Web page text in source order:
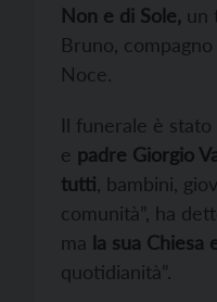
Non e di Sole, un
Bruno,
Noce.
Il funerale è
e padre Giorgio
tutti, bambini,
comunità”, ha
ma la sua Chiesa
quotidianità”.